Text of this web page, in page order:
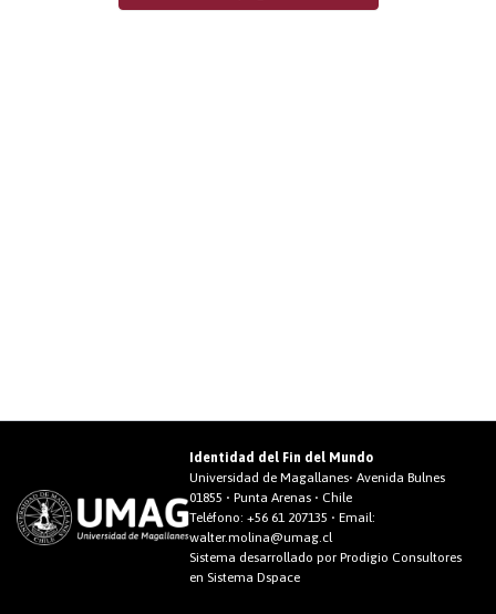
Identidad del Fin del Mundo
Universidad de Magallanes• Avenida Bulnes
01855 • Punta Arenas • Chile
Teléfono:+56 61 207135 • Email:
walter.molina@umag.cl
Sistema desarrollado por Prodigio Consultores
en Sistema Dspace